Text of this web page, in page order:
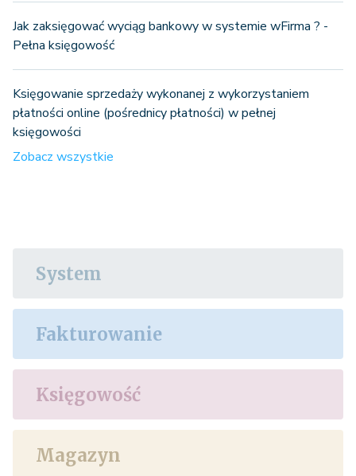
Jak zaksięgować wyciąg bankowy w systemie wFirma ? -
Pełna księgowość
Księgowanie sprzedaży wykonanej z wykorzystaniem
płatności online (pośrednicy płatności) w pełnej
księgowości
Zobacz wszystkie
System
Fakturowanie
Księgowość
Magazyn